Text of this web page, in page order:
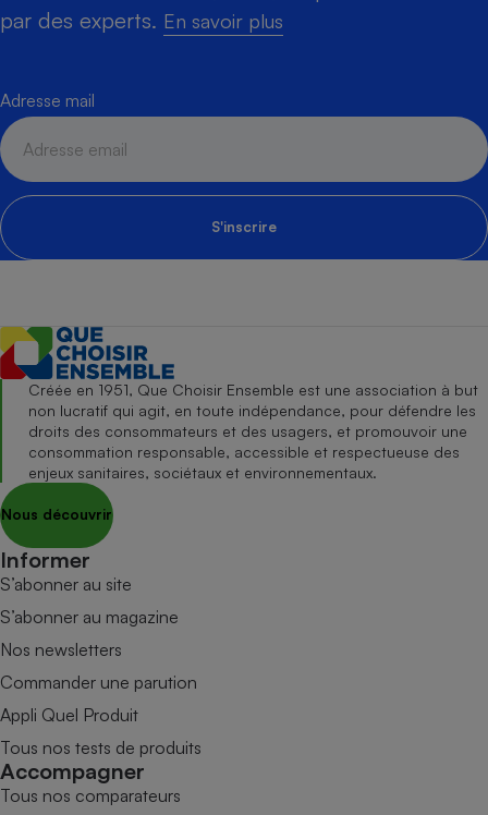
par des experts. En savoir plus
Adresse mail
S'inscrire
Créée en 1951, Que Choisir Ensemble est une association à but
non lucratif qui agit, en toute indépendance, pour défendre les
droits des consommateurs et des usagers, et promouvoir une
consommation responsable, accessible et respectueuse des
enjeux sanitaires, sociétaux et environnementaux.
Nous découvrir
Informer
S’abonner au site
S’abonner au magazine
Nos newsletters
Commander une parution
Appli Quel Produit
Tous nos tests de produits
Accompagner
Tous nos comparateurs